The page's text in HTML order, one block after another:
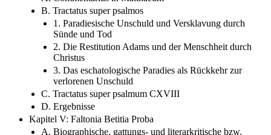
B. Tractatus super psalmos
1. Paradiesische Unschuld und Versklavung durch
Sünde und Tod
2. Die Restitution Adams und der Menschheit durch
Christus
3. Das eschatologische Paradies als Rückkehr zur
verlorenen Unschuld
C. Tractatus super psalmum CXVIII
D. Ergebnisse
Kapitel V: Faltonia Betitia Proba
A. Biographische, gattungs- und literarkritische bzw.